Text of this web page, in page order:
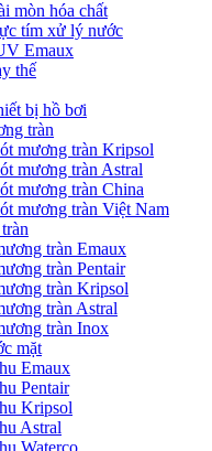
mòn hóa chất
tím xử lý nước
Emaux
thế
bị hồ bơi
tràn
mương tràn Kripsol
mương tràn Astral
mương tràn China
mương tràn Việt Nam
tràn Emaux
tràn Pentair
tràn Kripsol
tràn Astral
tràn Inox
mặt
Emaux
Pentair
Kripsol
Astral
Waterco